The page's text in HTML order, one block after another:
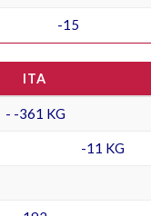
-15
ITA
- -361 KG
-11 KG